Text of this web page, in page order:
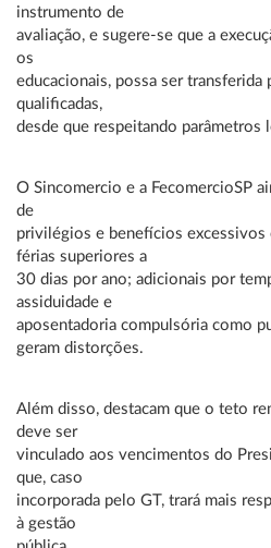
instrumento de
avaliação, e sugere-se que a
os
educacionais, possa ser transferida
qualificadas,
desde que respeitando parâmetros
O Sincomercio e a FecomercioSP
de
privilégios e benefícios excessivos
férias superiores a
30 dias por ano; adicionais por
assiduidade e
aposentadoria compulsória como
geram distorções.
Além disso, destacam que o teto
deve ser
vinculado aos vencimentos do
que, caso
incorporada pelo GT, trará mais
à gestão